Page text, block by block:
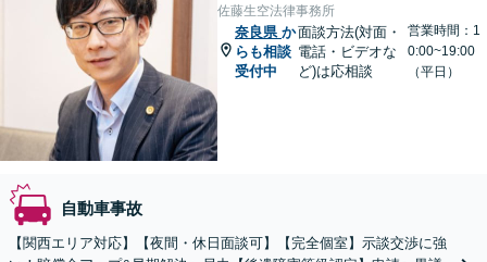
佐藤生空法律事務所
奈良県 か
らも相談
受付中
面談方法(対面・
電話・ビデオな
ど)は応相談
営業時間：1
0:00~19:00
（平日）
自動車事故
【関西エリア対応】【夜間・休日面談可】【完全個室】示談交渉に強